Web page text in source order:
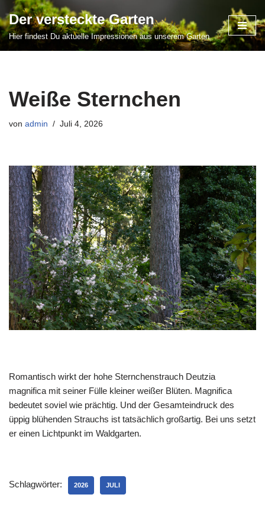
Zum
Inhalt
Der versteckte Garten
Hier findest Du aktuelle Impressionen aus unserem Garten
Weiße Sternchen
von admin Juli 4, 2026
Romantisch wirkt der hohe Sternchenstrauch Deutzia
magnifica mit seiner Fülle kleiner weißer Blüten. Magnifica
bedeutet soviel wie prächtig. Und der Gesamteindruck des
üppig blühenden Strauchs ist tatsächlich großartig. Bei uns setzt
er einen Lichtpunkt im Waldgarten.
Schlagwörter: 2026 JULI